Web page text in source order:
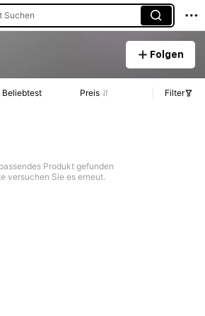
Suchen
Folgen
Beliebtest Preis Filter
Produkt gefunden
versuchen Sie es erneut.